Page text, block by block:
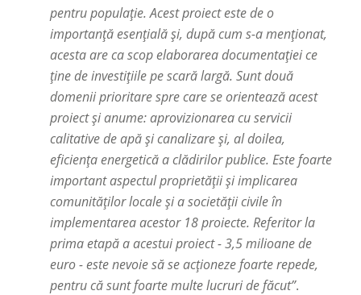
pentru populație. Acest proiect este de o
importanță esențială și, după cum s-a menționat,
acesta are ca scop elaborarea documentației ce
ține de investițiile pe scară largă. Sunt două
domenii prioritare spre care se orientează acest
proiect și anume: aprovizionarea cu servicii
calitative de apă și canalizare și, al doilea,
eficiența energetică a clădirilor publice. Este foarte
important aspectul proprietății și implicarea
comunităților locale și a societății civile în
implementarea acestor 18 proiecte. Referitor la
prima etapă a acestui proiect - 3,5 milioane de
euro - este nevoie să se acționeze foarte repede,
pentru că sunt foarte multe lucruri de făcut”.